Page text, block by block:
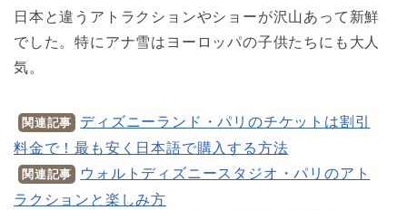
日本と違うアトラクションやショーが沢山あって新鮮
でした。特にアナ雪はヨーロッパの子供たちにも大人
気。
関連記事
ディズニーランド・パリのチケットは割引
料金で！最も安く日本語で購入する方法
関連記事
ウォルトディズニースタジオ・パリのアト
ラクションと楽しみ方